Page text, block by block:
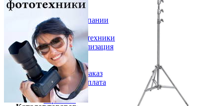
Аксессуары
Слухи
Новости компании
Услуги
Прокат фототехники
Выкуп и реализация
Покупателям
Акции
Как сделать заказ
Доставка и оплата
Кредит
Гарантии